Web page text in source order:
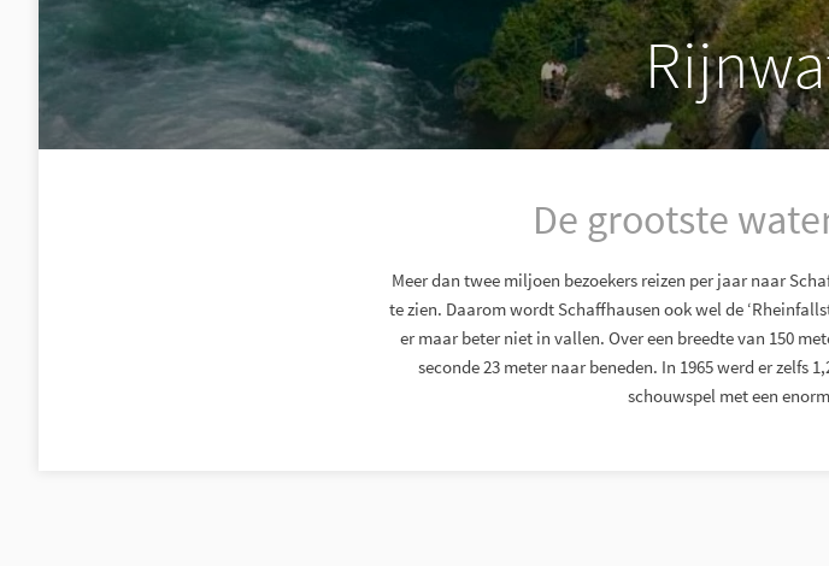
De grootste
Meer dan twee miljoen bezoekers reizen per jaar naar
te zien. Daarom wordt Schaffhausen ook wel de
er maar beter niet in vallen. Over een breedte van 150
seconde 23 meter naar beneden. In 1965 werd er
schouwspel met een